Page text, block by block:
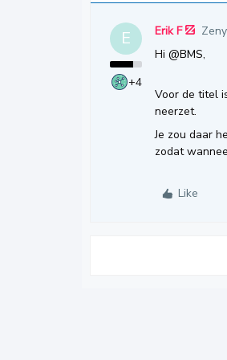
E
+4
Erik F
Hi @BMS,
Voor de titel
neerzet.
Je zou daar
zodat
Like